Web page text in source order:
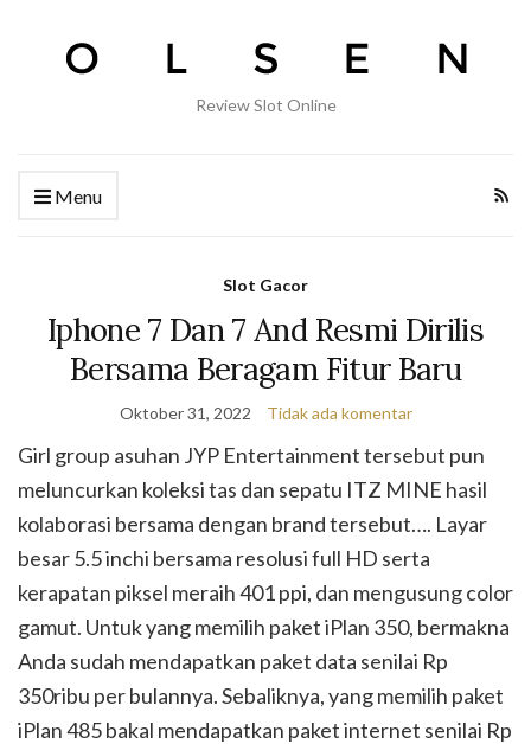
Review Slot Online
Menu
Slot Gacor
Iphone 7 Dan 7 And Resmi Dirilis
Bersama Beragam Fitur Baru
Oktober 31, 2022 Tidak ada komentar
Girl group asuhan JYP Entertainment tersebut pun
meluncurkan koleksi tas dan sepatu ITZ MINE hasil
kolaborasi bersama dengan brand tersebut…. Layar
besar 5.5 inchi bersama resolusi full HD serta
kerapatan piksel meraih 401 ppi, dan mengusung color
gamut. Untuk yang memilih paket iPlan 350, bermakna
Anda sudah mendapatkan paket data senilai Rp
350ribu per bulannya. Sebaliknya, yang memilih paket
iPlan 485 bakal mendapatkan paket internet senilai Rp